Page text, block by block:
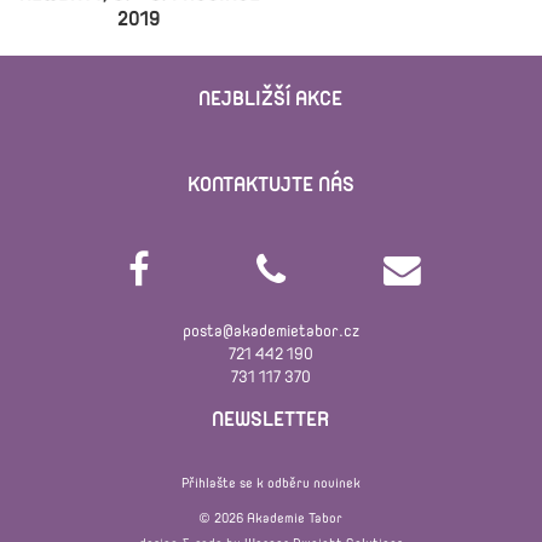
2019
NEJBLIŽŠÍ AKCE
KONTAKTUJTE NÁS
posta@akademietabor.cz
721 442 190
731 117 370
NEWSLETTER
Přihlašte se k odběru novinek
© 2026 Akademie Tabor